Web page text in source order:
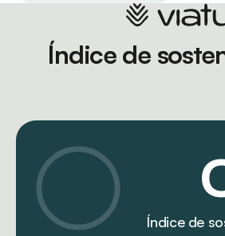
Índice de
Índice de